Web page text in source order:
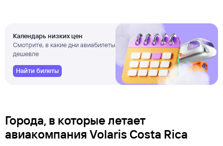
Календарь низких цен
Смотрите, в какие дни авиабилеты
дешевле
Найти билеты
Города, в которые летает
авиакомпания Volaris Costa Rica